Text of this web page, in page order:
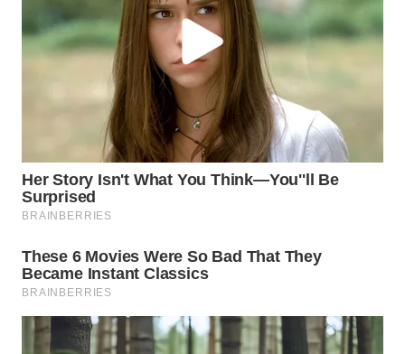
WN
TAPANULI
WN
PADANG
WN
SUMEDANG
WN